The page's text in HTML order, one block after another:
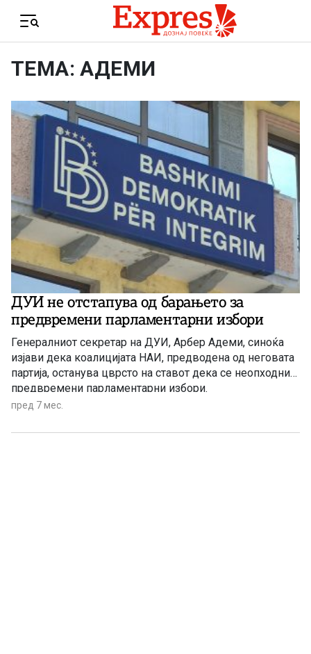
Menu
ТЕМА: АДЕМИ
ДУИ не отстапува од барањето за
предвремени парламентарни избори
Генералниот секретар на ДУИ, Арбер Адеми, синоќа
изјави дека коалицијата НАИ, предводена од неговата
партија, останува цврсто на ставот дека се неопходни
предвремени парламентарни избори.
пред 7 мес.